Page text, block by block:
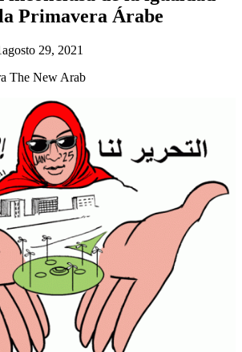
Primavera Árabe
agosto 29, 2021
The New Arab